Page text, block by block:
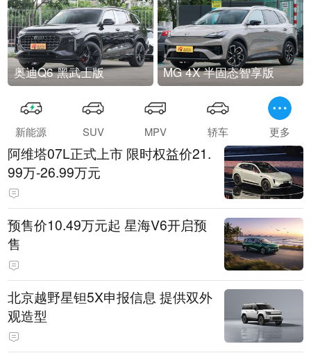
奥迪Q6 黑武士版 MG 4X 半固态智享版
新能源 SUV MPV 轿车 更多
阿维塔07L正式上市 限时权益价21.
99万-26.99万元
预售价10.49万元起 星海V6开启预
售
北京越野星钽5X申报信息 提供双外
观造型